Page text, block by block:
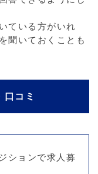
ている方がいれ
聞いておくことも
コミ
ションで求人募